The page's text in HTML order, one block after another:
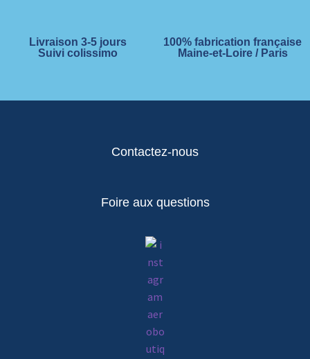
Livraison 3-5 jours
Suivi colissimo
100% fabrication française
Maine-et-Loire / Paris
Contactez-nous
Foire aux questions